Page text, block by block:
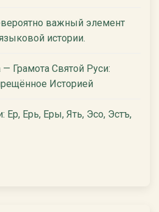
важный элемент
истории.
— Грамота Святой Руси:
Историей
Ер, Ерь, Еры, Ять, Эсо, Эстъ,